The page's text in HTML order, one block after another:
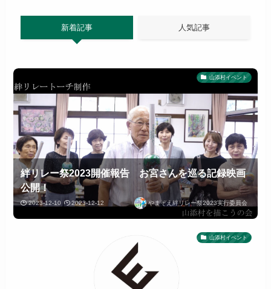
新着記事 人気記事
山添村イベント
絆リレー祭2023開催報告 お宮さんを巡る記録映画
公開！
2023-12-10 2023-12-12 やまぞえ絆リレー祭2023実行委員会
山添村イベント